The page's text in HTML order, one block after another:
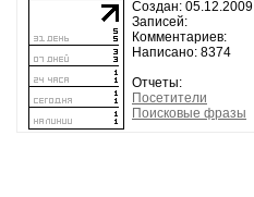
Создан: 05.12.2009
Записей:
Комментариев:
Написано: 8374
Отчеты:
Посетители
Поисковые фразы